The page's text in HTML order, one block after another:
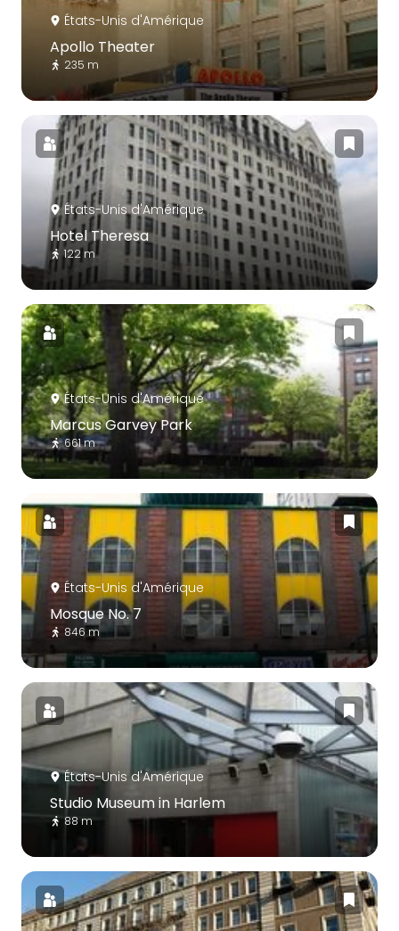
États-Unis d'Amérique
Apollo Theater
235 m
États-Unis d'Amérique
Hotel Theresa
122 m
États-Unis d'Amérique
Marcus Garvey Park
661 m
États-Unis d'Amérique
Mosque No. 7
846 m
États-Unis d'Amérique
Studio Museum in Harlem
88 m